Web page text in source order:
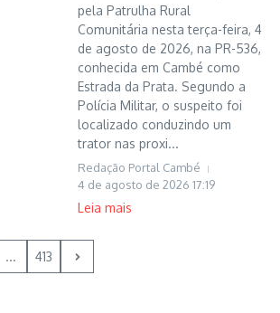
pela Patrulha Rural
Comunitária nesta terça-feira, 4
de agosto de 2026, na PR-536,
conhecida em Cambé como
Estrada da Prata. Segundo a
Polícia Militar, o suspeito foi
localizado conduzindo um
trator nas proxi...
Redação Portal Cambé
4 de agosto de 2026 17:19
Leia mais
... 413